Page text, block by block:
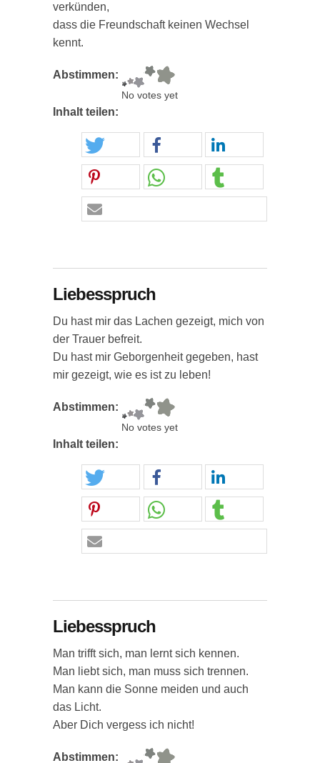
verkünden,
dass die Freundschaft keinen Wechsel
kennt.
Abstimmen:
No votes yet
Inhalt teilen:
Liebesspruch
Du hast mir das Lachen gezeigt, mich von
der Trauer befreit.
Du hast mir Geborgenheit gegeben, hast
mir gezeigt, wie es ist zu leben!
Abstimmen:
No votes yet
Inhalt teilen:
Liebesspruch
Man trifft sich, man lernt sich kennen.
Man liebt sich, man muss sich trennen.
Man kann die Sonne meiden und auch
das Licht.
Aber Dich vergess ich nicht!
Abstimmen: